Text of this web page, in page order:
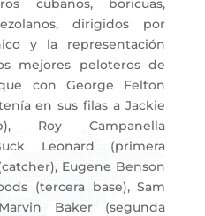
cubanos, boricuas,
dirigidos por
y la representación
mejores peloteros de
con George Felton
en sus filas a Jackie
Roy Campanella
Leonard (primera
Eugene Benson
(tercera base), Sam
Baker (segunda